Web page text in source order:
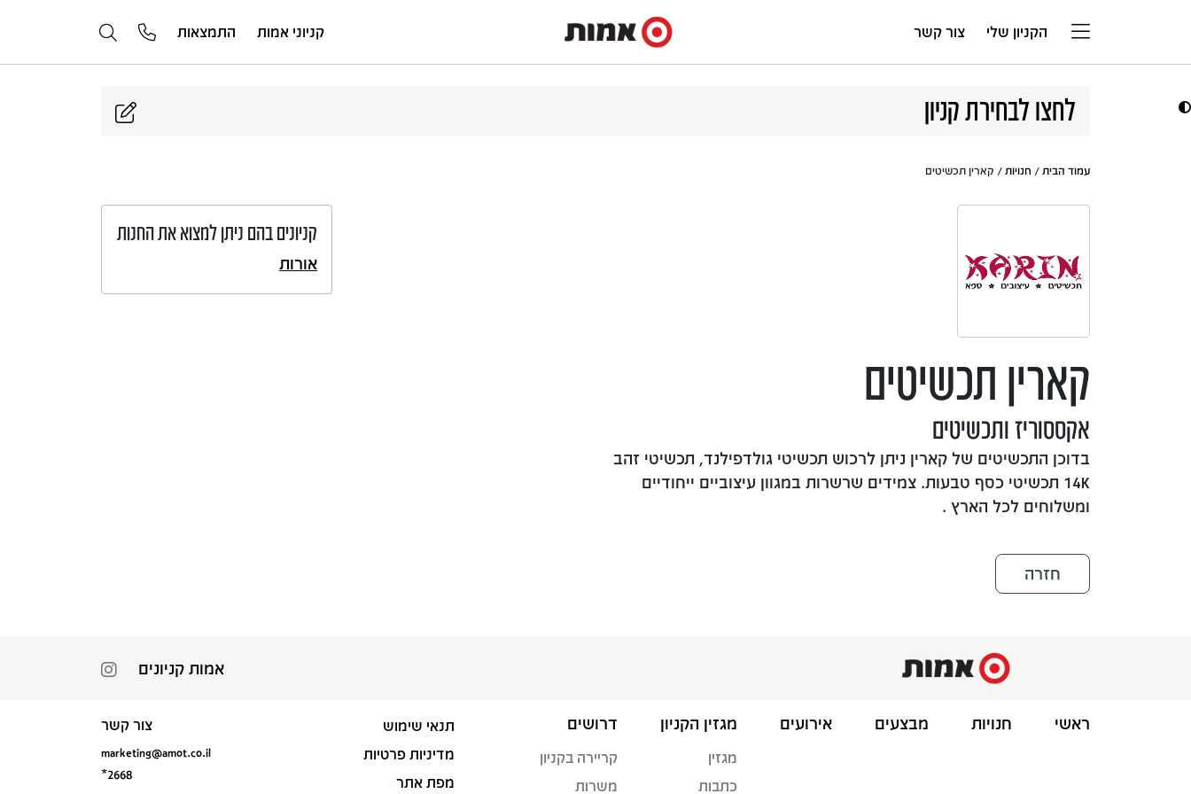
הקניון שלי צור קשר קניוני אמות התמצאות
לחצו לבחירת קניון
עמוד הבית / חנויות / קארין תכשיטים
קארין תכשיטים
אקססוריז ותכשיטים
בדוכן התכשיטים של קארין ניתן לרכוש תכשיטי גולדפילנד, תכשיטי זהב
14K תכשיטי כסף טבעות. צמידים שרשרות במגוון עיצוביים ייחודיים
ומשלוחים לכל הארץ .
חזרה
קניונים בהם ניתן למצוא את החנות
אורות
אמות קניונים
ראשי חנויות מבצעים אירועים מגזין הקניון
מגזין
כתבות
דרושים
קריירה בקניון
משרות
תנאי שימוש
מדיניות פרטיות
מפת אתר
צור קשר
marketing@amot.co.il
*2668